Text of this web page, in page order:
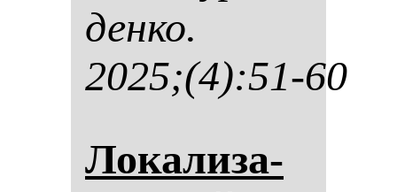
ден­ко.
2025;(4):51-60
Ло­ка­ли­за­